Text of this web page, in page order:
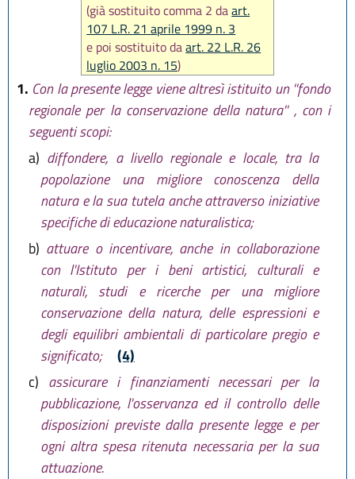
(già sostituito comma 2 daart.
107 L.R. 21 aprile 1999 n. 3
e poi sostituito daart. 22 L.R. 26
luglio 2003 n. 15)
1. Con la presente legge viene altresì istituito un ''fondo
regionale per la conservazione della natura'' , con i
seguenti scopi:
a) diffondere, a livello regionale e locale, tra la
popolazione una migliore conoscenza della
natura e la sua tutela anche attraverso iniziative
specifiche di educazione naturalistica;
b) attuare o incentivare, anche in collaborazione
con l'Istituto per i beni artistici, culturali e
naturali, studi e ricerche per una migliore
conservazione della natura, delle espressioni e
degli equilibri ambientali di particolare pregio e
significato;
(4)
c) assicurare i finanziamenti necessari per la
pubblicazione, l'osservanza ed il controllo delle
disposizioni previste dalla presente legge e per
ogni altra spesa ritenuta necessaria per la sua
attuazione.